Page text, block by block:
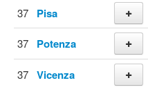
Add
37 Pisa
Add
37 Potenza
Add
37 Vicenza